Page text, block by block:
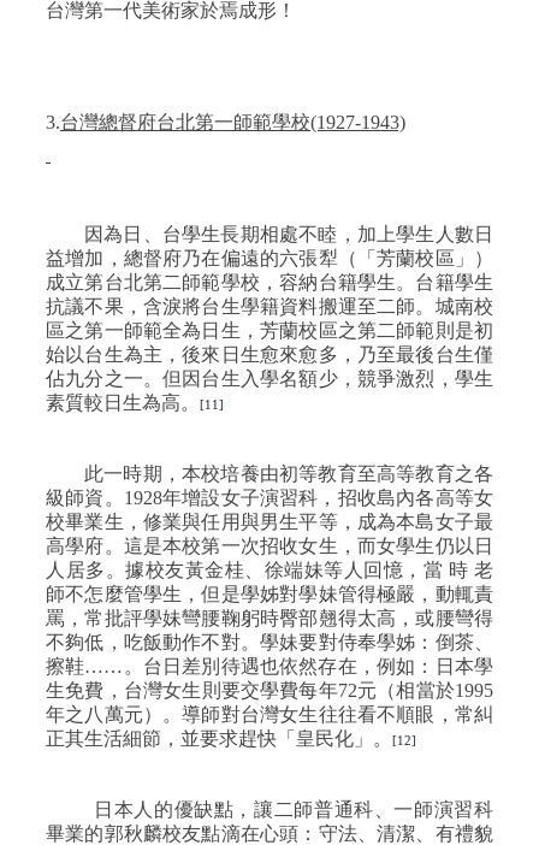
台灣第一代美術家於焉成形！
3.台灣總督府台北第一師範學校(1927-1943)
因為日、台學生長期相處不睦，加上學生人數日
益增加，總督府乃在偏遠的六張犁（「芳蘭校區」）
成立第台北第二師範學校，容納台籍學生。台籍學生
抗議不果，含淚將台生學籍資料搬運至二師。城南校
區之第一師範全為日生，芳蘭校區之第二師範則是初
始以台生為主，後來日生愈來愈多，乃至最後台生僅
佔九分之一。但因台生入學名額少，競爭激烈，學生
素質較日生為高。
[11]
此一時期，本校培養由初等教育至高等教育之各
級師資。 1928年增設女子演習科，招收島內各高等女
校畢業生，修業與任用與男生平等，成為本島女子最
高學府。這是本校第一次招收女生，而女學生仍以日
人居多。據校友黃金桂、徐端妹等人回憶，當 時 老
師不怎麼管學生，但是學姊對學妹管得極嚴，動輒責
罵，常批評學妹彎腰鞠躬時臀部翹得太高，或腰彎得
不夠低，吃飯動作不對。學妹要對侍奉學姊：倒茶、
擦鞋……。台日差別待遇也依然存在，例如：日本學
生免費，台灣女生則要交學費每年72元（相當於1995
年之八萬元）。導師對台灣女生往往看不順眼，常糾
正其生活細節，並要求趕快「皇民化」。
[12]
日本人的優缺點，讓二師普通科、一師演習科
畢業的郭秋麟校友點滴在心頭：守法、清潔、有禮貌